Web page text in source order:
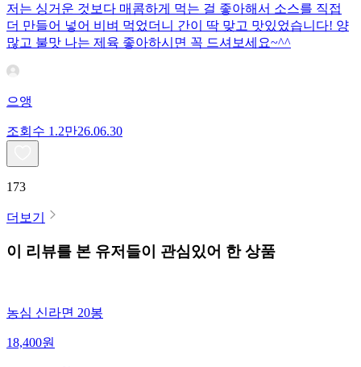
저는 싱거운 것보다 매콤하게 먹는 걸 좋아해서 소스를 직접
더 만들어 넣어 비벼 먹었더니 간이 딱 맞고 맛있었습니다! 양
많고 불맛 나는 제육 좋아하시면 꼭 드셔보세요~^^
으앵
조회수 1.2만26.06.30
173
더보기
이 리뷰를 본 유저들이 관심있어 한 상품
농심 신라면 20봉
18,400원